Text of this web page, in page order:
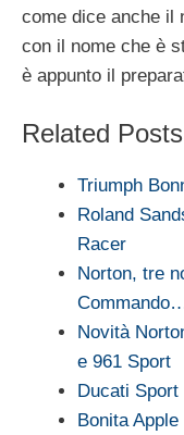
come dice anche il
con il nome che è
è appunto il
Related
Triumph
Roland
Racer
Norton, tre
Novità
e 961 Sport
Ducati
Bonita